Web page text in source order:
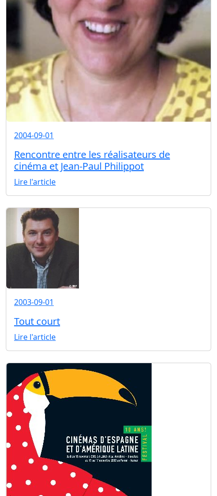
2004-09-01
Rencontre entre les réalisateurs de
cinéma et Jean-Paul Philippot
Lire l'article
2003-09-01
Tout court
Lire l'article